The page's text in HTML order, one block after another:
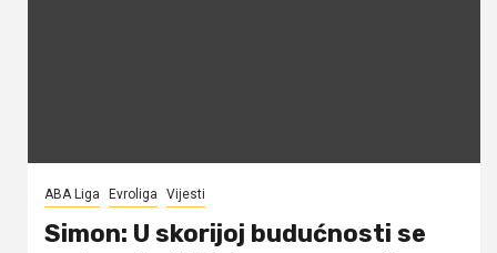
ABA Liga Evroliga Vijesti
Simon: U skorijoj budućnosti se